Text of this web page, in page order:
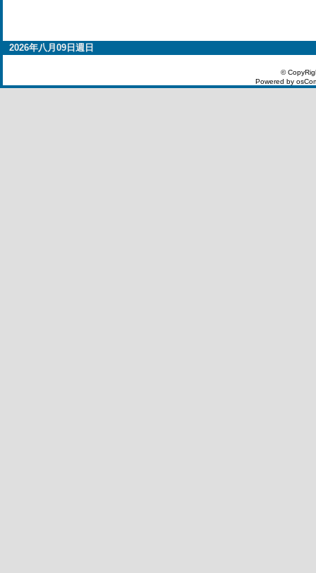
2026年八月09日週日
©
Powered by